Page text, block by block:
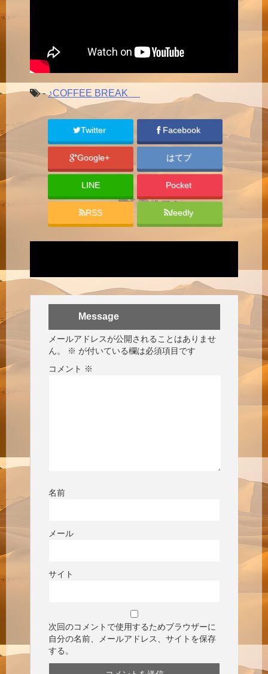
-♪COFFEE BREAK
Twitter Facebook
Google+ はてブ
LINE Pocket
RSS feedly
Message
メールアドレスが公開されることはありませ
ん。
※ が付いている欄は必須項目です
コメント ※
名前
メール
サイト
次回のコメントで使用するためブラウザーに
自分の名前、メールアドレス、サイトを保存
する。